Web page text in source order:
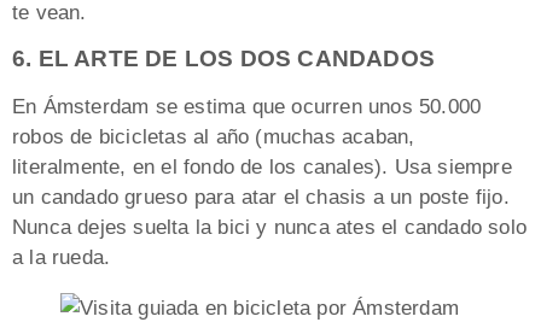
te vean.
6. EL ARTE DE LOS DOS CANDADOS
En Ámsterdam se estima que ocurren unos 50.000
robos de bicicletas al año (muchas acaban,
literalmente, en el fondo de los canales). Usa siempre
un candado grueso para atar el chasis a un poste fijo.
Nunca dejes suelta la bici y nunca ates el candado solo
a la rueda.